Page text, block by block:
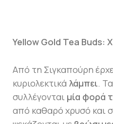
Yellow Gold Tea Buds:
Από τη Σιγκαπούρη
κυριολεκτικά λάμπει. Τα
συλλέγονται μία φορά
από καθαρό χρυσό και